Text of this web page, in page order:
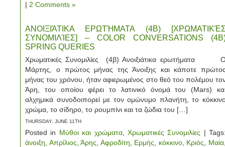
| 2 Comments »
ΑΝΟΙΞΙΆΤΙΚΑ ΕΡΩΤΉΜΑΤΑ (4Β)
ΣΥΝΟΜΙΛΊΕΣ] – COLOR CONVERSATIONS
SPRING QUERIES
Χρωματικές Συνομιλίες (4β) Ανοιξιάτικα ερωτήματα
Μάρτης, ο πρώτος μήνας της Άνοιξης και κάποτε
μήνας του χρόνου, ήταν αφιερωμένος στο θεό του πολέμου
Άρη, του οποίου φέρει το λατινικό όνομά του (Mars)
αλχημικά συνοδοιπορεί με τον ομώνυμο πλανήτη, το
χρώμα, το σίδηρο, το ρουμπίνι και τα ζώδια του […]
THURSDAY, JUNE 11TH
Posted in Μύθοι και χρώματα, Χρωματικές Συνομιλίες |
άνοιξη Απρίλιος ,Άρης Αφροδίτη Ερμής κόκκινο, Κριός Μαία